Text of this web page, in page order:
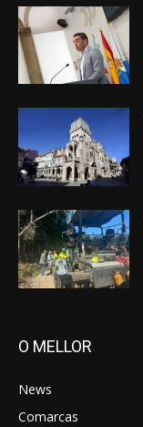
O MELLOR
News
Comarcas